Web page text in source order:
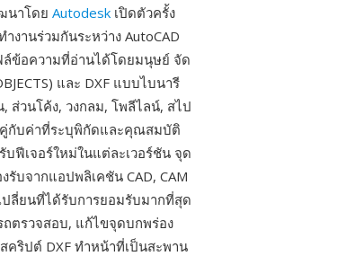
นาโดย Autodesk เปิดตัวครั้ง
งานร่วมกันระหว่าง AutoCAD
ล์ข้อความที่อ่านได้โดยมนุษย์ จัด
และ DXF แบบไบนารี
ส่วนโค้ง, วงกลม, โพลีไลน์, สไป
กับค่าที่ระบุพิกัดและคุณสมบัติ
บฟีเจอร์ใหม่ในแต่ละเวอร์ชัน จุด
รับจากแอปพลิเคชัน CAD, CAM
ลี่ยนที่ได้รับการยอมรับมากที่สุด
ตรวจสอบ, แก้ไขจุดบกพร่อง
คริปต์ DXF ทำหน้าที่เป็นสะพาน